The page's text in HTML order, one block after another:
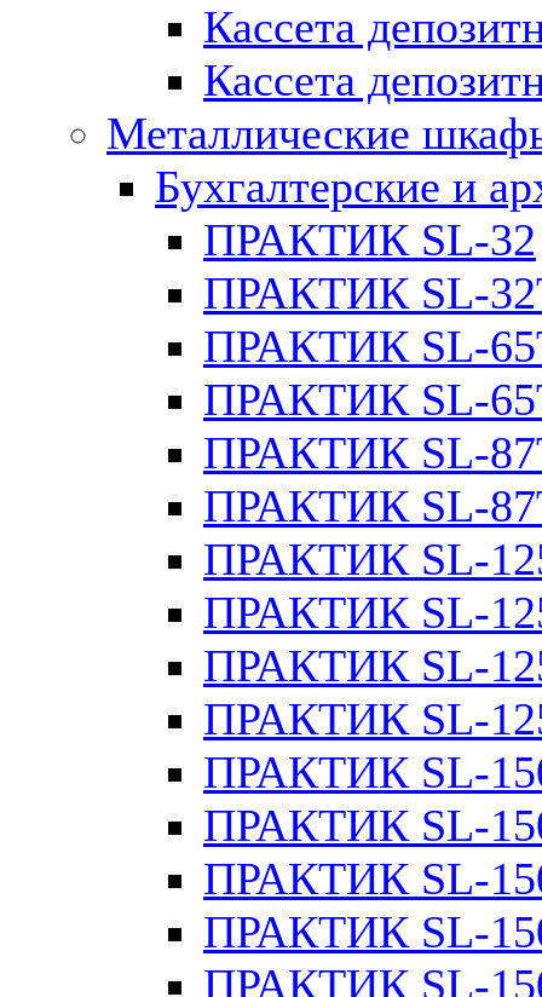
Кассета
Кассета
Металлические
Бухгалтерские и
ПРАКТИК SL-32
ПРАКТИК SL-
ПРАКТИК SL-
ПРАКТИК SL-
ПРАКТИК SL-
ПРАКТИК SL-
ПРАКТИК SL-
ПРАКТИК SL-
ПРАКТИК SL-
ПРАКТИК SL-
ПРАКТИК SL-
ПРАКТИК SL-
ПРАКТИК SL-
ПРАКТИК SL-
ПРАКТИК SL-